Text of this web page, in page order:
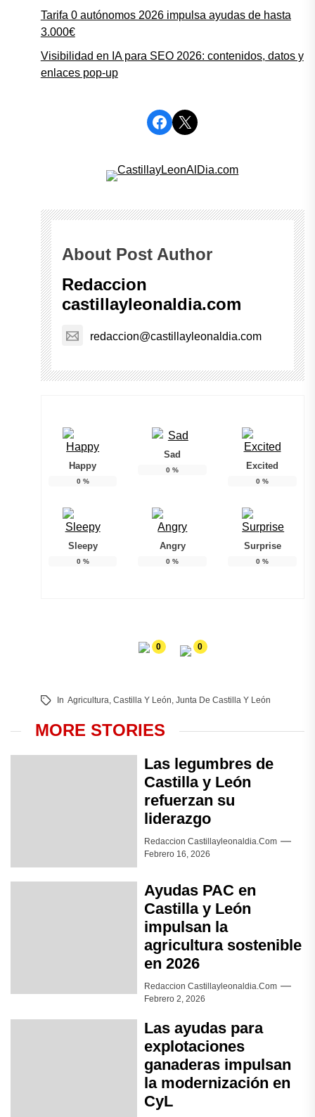
Tarifa 0 autónomos 2026 impulsa ayudas de hasta
3.000€
Visibilidad en IA para SEO 2026: contenidos, datos y
enlaces pop-up
Facebook
X
About Post Author
Redaccion
castillayleonaldia.com
redaccion@castillayleonaldia.com
Happy
0%
Sad
0 % Excited
0 %
Sleepy
0%
Angry
0 %
Surprise
0 %
0 0
In Agricultura, Castilla Y León, Junta De Castilla Y León
MORE STORIES
Las legumbres de
Castilla y León
refuerzan su
liderazgo
Redaccion Castillayleonaldia.com
Febrero 16, 2026
Ayudas PAC en
Castilla y León
impulsan la
agricultura sostenible
en 2026
Redaccion Castillayleonaldia.com
Febrero 2, 2026
Las ayudas para
explotaciones
ganaderas impulsan
la modernización en
CyL